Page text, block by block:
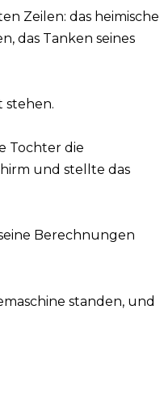
Zeilen: das heimische
das Tanken seines
stehen.
Tochter die
und stellte das
Berechnungen
standen, und